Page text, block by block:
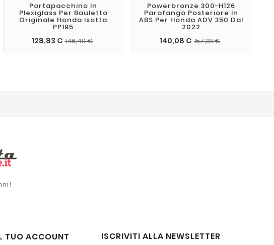
Portapacchino In
Plexiglass Per Bauletto
Originale Honda Isotta
PP195
128,83 € 146,40 €
Powerbronze 300-H126
Parafango Posteriore In
ABS Per Honda ADV 350 Dal
2022
140,08 € 157,38 €
TUO ACCOUNT ISCRIVITI ALLA NEWSLETTER